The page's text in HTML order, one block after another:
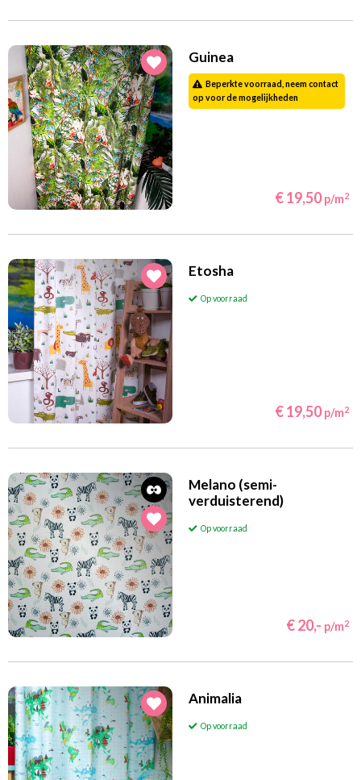
Guinea
Beperkte voorraad, neem contact
op voor de mogelijkheden
€ 19,50 p/m2
Etosha
Op voorraad
€ 19,50 p/m2
Melano (semi-
verduisterend)
Op voorraad
€ 20,- p/m2
Animalia
Op voorraad